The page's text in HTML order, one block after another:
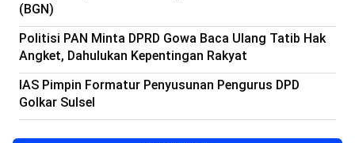
(BGN)
Politisi PAN Minta DPRD Gowa Baca Ulang Tatib Hak
Angket, Dahulukan Kepentingan Rakyat
IAS Pimpin Formatur Penyusunan Pengurus DPD
Golkar Sulsel